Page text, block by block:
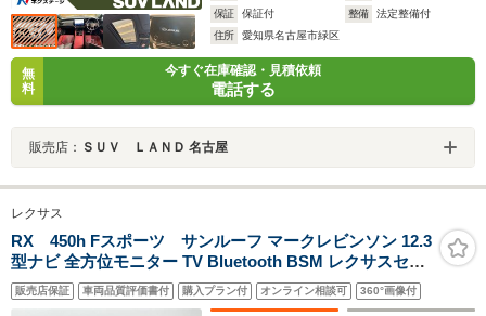
保証
保証付 整備
法定整備付
住所
愛知県名古屋市緑区
無
料
今すぐ在庫確認・見積依頼
電話する
販売店： ＳＵＶ ＬＡＮＤ 名古屋
レクサス
RX 450h Fスポーツ サンルーフ マークレビンソン 12.3
型ナビ 全方位モニター TV Bluetooth BSM レクサスセー
フティ+ 衝突軽減ブレーキ レーダークルコン レーンキ
ープアシスト オートマチックハイビーム 3眼LED ETC2.0
販売店保証 車両品質評価書付 購入プラン付 オンライン相談可 360°画像付